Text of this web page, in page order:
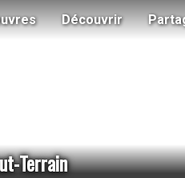
Découvrir
Terrain